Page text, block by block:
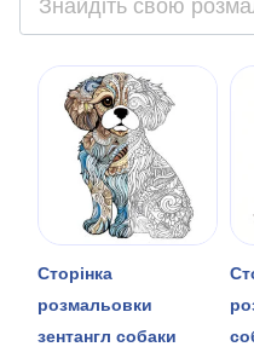
Сторінка
розмальовки
зентангл собаки